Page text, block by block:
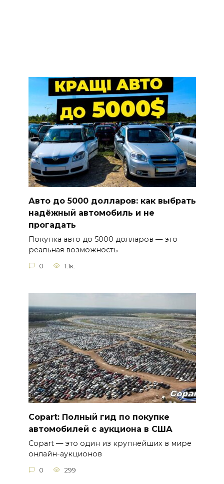
Авто до 5000 долларов: как выбрать
надёжный автомобиль и не
прогадать
Покупка авто до 5000 долларов — это
реальная возможность
0 1.1к.
Copart: Полный гид по покупке
автомобилей с аукциона в США
Copart — это один из крупнейших в мире
онлайн-аукционов
0 299